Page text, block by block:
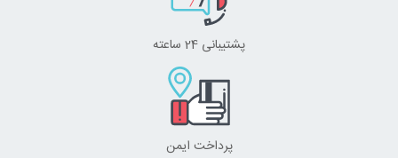
پشتیبانی 24 ساعته
پرداخت ایمن